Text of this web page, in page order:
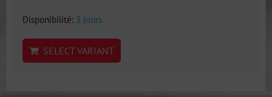
Disponibilité: 3 jours
SELECT VARIANT